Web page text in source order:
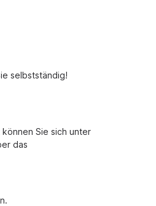
selbstständig!
Sie sich unter
das